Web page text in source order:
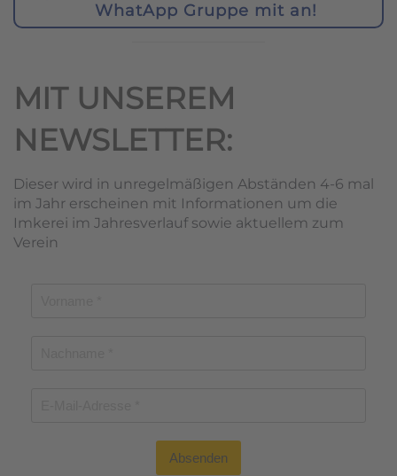
WhatApp Gruppe mit an!
MIT UNSEREM
NEWSLETTER:
Dieser wird in unregelmäßigen Abständen 4-6 mal
im Jahr erscheinen mit Informationen um die
Imkerei im Jahresverlauf sowie aktuellem zum
Verein
Absenden